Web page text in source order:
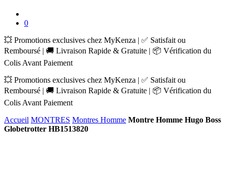
0
💥 Promotions exclusives chez MyKenza | ✅ Satisfait ou
Remboursé | 🚚 Livraison Rapide & Gratuite | 📦 Vérification du
Colis Avant Paiement
💥 Promotions exclusives chez MyKenza | ✅ Satisfait ou
Remboursé | 🚚 Livraison Rapide & Gratuite | 📦 Vérification du
Colis Avant Paiement
Accueil MONTRES Montres Homme Montre Homme Hugo Boss
Globetrotter HB1513820